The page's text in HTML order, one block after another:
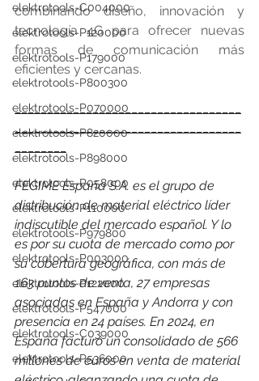
elektrotools-C004000
elektrotools-P120000
elektrotools-P179000
elektrotools-P800300
elektrotools-P070000
elektrotools-P820000
elektrotools-P898000
elektrotools-P058000
elektrotools-P110000
elektrotools-P979800
elektrotools-P003000
elektrotools-P122000
elektrotools-P547000
elektrotools-C039000
elektrotools-P536000
combinando diseño, innovación y
tecnología 4G para ofrecer nuevas
formas de comunicación más
eficientes y cercanas.
___________________________________
___________________________________
FEGIME España S.A. es el grupo de
distribución de material eléctrico líder
indiscutible del mercado español. Y lo
es por su cuota de mercado como por
su cobertura geográfica, con más de
163 puntos de venta, 27 empresas
asociadas en España y Andorra y con
presencia en 24 países. En 2024, en
España facturó un consolidado de 566
millones de euros en venta de material